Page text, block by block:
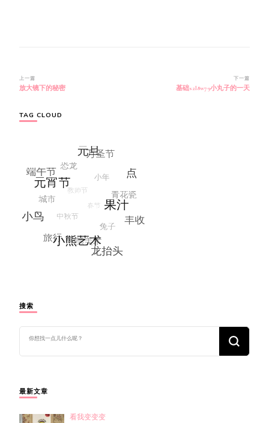
博
文
航
上一篇
放大镜下的秘密
下一篇
基础s2l8w79小丸子的一天
TAG CLOUD
搜索
么
吗?
最新文章
看我变变变